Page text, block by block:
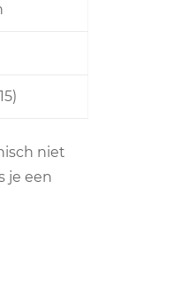
niet
je een